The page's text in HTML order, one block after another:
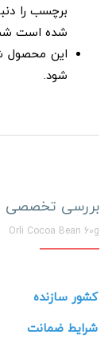
برچسب را
شده است
این محصول
شود.
بررسی تخصصی
Orli Cocoa Bean 60g
کشور سازنده
شرایط ضمانت